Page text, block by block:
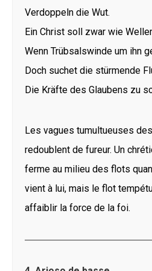
Verdoppeln die Wut.
Ein Christ soll zwar wie
Wenn Trübsalswinde um ihn
Doch suchet die stürmende
Die Kräfte des Glaubens zu
Les vagues tumultueuses
redoublent de fureur. Un
ferme au milieu des flots
vient à lui, mais le flot
affaiblir la force de la foi.